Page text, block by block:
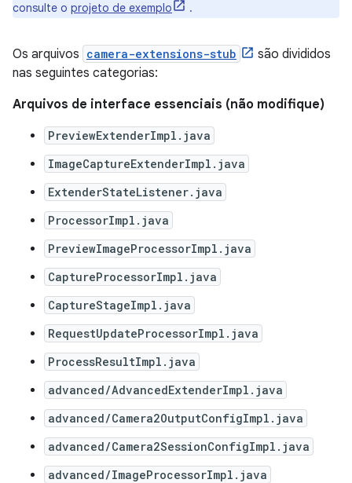
consulte o projeto de exemplo .
Os arquivos camera-extensions-stub
são divididos
nas seguintes categorias:
Arquivos de interface essenciais (não modifique)
PreviewExtenderImpl.java
ImageCaptureExtenderImpl.java
ExtenderStateListener.java
ProcessorImpl.java
PreviewImageProcessorImpl.java
CaptureProcessorImpl.java
CaptureStageImpl.java
RequestUpdateProcessorImpl.java
ProcessResultImpl.java
advanced/AdvancedExtenderImpl.java
advanced/Camera2OutputConfigImpl.java
advanced/Camera2SessionConfigImpl.java
advanced/ImageProcessorImpl.java